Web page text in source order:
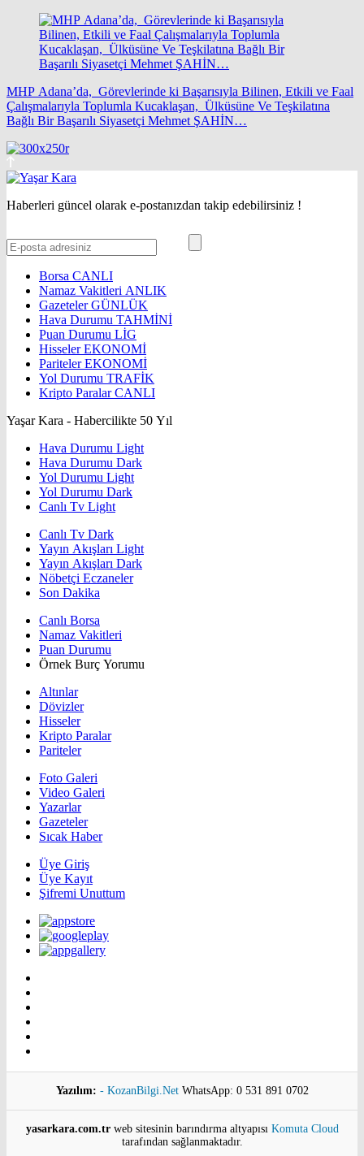
MHP Adana’da, Görevlerinde ki Başarısıyla Bilinen, Etkili ve Faal
Çalışmalarıyla Toplumla Kucaklaşan, Ülküsüne Ve Teşkilatına
Bağlı Bir Başarılı Siyasetçi Mehmet ŞAHİN…
Haberleri güncel olarak e-postanızdan takip edebilirsiniz !
Borsa CANLI
Namaz Vakitleri ANLIK
GazetelerGÜNLÜK
Hava Durumu TAHMİNİ
Puan Durumu LİG
HisselerEKONOMİ
ParitelerEKONOMİ
Yol Durumu TRAFİK
Kripto ParalarCANLI
Yaşar Kara - Habercilikte 50 Yıl
Hava Durumu Light
Hava Durumu Dark
Yol Durumu Light
Yol Durumu Dark
Canlı Tv Light
Canlı Tv Dark
Yayın Akışları Light
Yayın Akışları Dark
Nöbetçi Eczaneler
Son Dakika
Canlı Borsa
Namaz Vakitleri
Puan Durumu
Örnek Burç Yorumu
Altınlar
Dövizler
Hisseler
Kripto Paralar
Pariteler
Foto Galeri
Video Galeri
Yazarlar
Gazeteler
Sıcak Haber
Üye Giriş
Üye Kayıt
Şifremi Unuttum
Yazılım: - KozanBilgi.Net WhatsApp: 0 531 891 0702
yasarkara.com.trweb sitesinin barındırma altyapısı Komuta Cloud
tarafından sağlanmaktadır.